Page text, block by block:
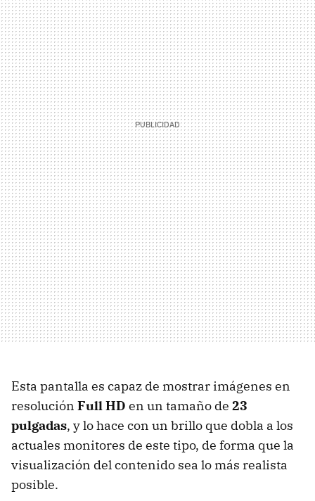
Esta pantalla es capaz de mostrar imágenes en
resolución Full HD en un tamaño de 23
pulgadas, y lo hace con un brillo que dobla a los
actuales monitores de este tipo, de forma que la
visualización del contenido sea lo más realista
posible.